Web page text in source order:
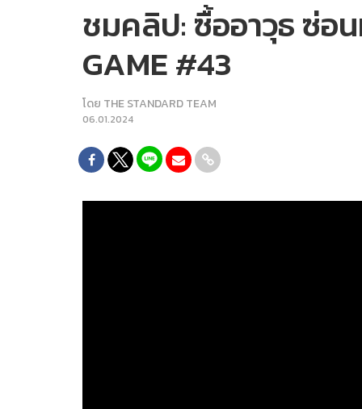
ชมคลิป: ซื้ออาวุธ ซ่อน
GAME #43
โดย THE STANDARD TEAM
06.01.2024